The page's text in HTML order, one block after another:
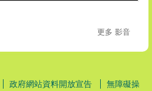
更多 影音
政府網站資料開放宣告
無障礙操